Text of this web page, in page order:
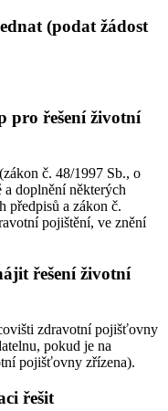
(podat žádost
pro řešení životní
č. 48/1997 Sb., o
a doplnění některých
předpisů a zákon č.
pojištění, ve znění
řešení životní
zdravotní pojišťovny
pokud je na
pojišťovny zřízena).
řešit